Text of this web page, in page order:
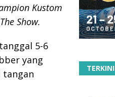
Kustom
Show.
5-6
yang
tangan
TERKINI